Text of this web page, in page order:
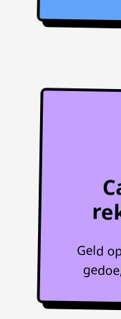
Geld